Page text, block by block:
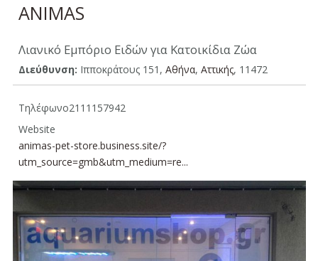
ANIMAS
Λιανικό Εμπόριο Ειδών για Κατοικίδια Ζώα
Διεύθυνση: Ιπποκράτους 151, Αθήνα, Αττικής, 11472
Τηλέφωνο2111157942
Website
animas-pet-store.business.site/?
utm_source=gmb&utm_medium=re...